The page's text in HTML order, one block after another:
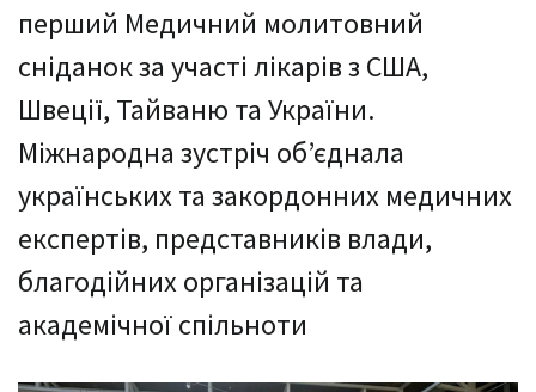
перший Медичний молитовний
сніданок за участі лікарів з США,
Швеції, Тайваню та України.
Міжнародна зустріч об’єднала
українських та закордонних медичних
експертів, представників влади,
благодійних організацій та
академічної спільноти